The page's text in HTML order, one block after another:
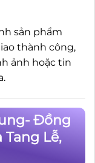
sản phẩm
thành công,
ảnh hoặc tin
Đồng
Tang Lễ,